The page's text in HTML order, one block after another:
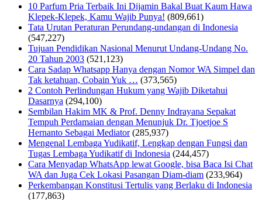
10 Parfum Pria Terbaik Ini Dijamin Bakal Buat Kaum Hawa
Klepek-Klepek, Kamu Wajib Punya! (809,661)
Tata Urutan Peraturan Perundang-undangan di Indonesia
(547,227)
Tujuan Pendidikan Nasional Menurut Undang-Undang No.
20 Tahun 2003 (521,123)
Cara Sadap Whatsapp Hanya dengan Nomor WA Simpel dan
Tak ketahuan, Cobain Yuk … (373,565)
2 Contoh Perlindungan Hukum yang Wajib Diketahui
Dasarnya (294,100)
Sembilan Hakim MK & Prof. Denny Indrayana Sepakat
Tempuh Perdamaian dengan Menunjuk Dr. Tjoetjoe S
Hernanto Sebagai Mediator (285,937)
Mengenal Lembaga Yudikatif, Lengkap dengan Fungsi dan
Tugas Lembaga Yudikatif di Indonesia (244,457)
Cara Menyadap WhatsApp lewat Google, bisa Baca Isi Chat
WA dan Juga Cek Lokasi Pasangan Diam-diam (233,964)
Perkembangan Konstitusi Tertulis yang Berlaku di Indonesia
(177,863)